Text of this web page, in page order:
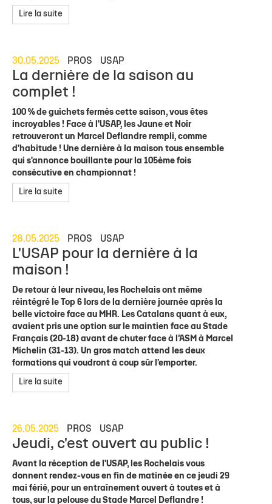
Lire la suite
30.05.2025 PROS USAP
La dernière de la saison au
complet !
100 % de guichets fermés cette saison, vous êtes
incroyables ! Face à l'USAP, les Jaune et Noir
retrouveront un Marcel Deflandre rempli, comme
d'habitude ! Une dernière à la maison tous ensemble
qui s'annonce bouillante pour la 105ème fois
consécutive en championnat !
Lire la suite
28.05.2025 PROS USAP
L'USAP pour la dernière à la
maison !
De retour à leur niveau, les Rochelais ont même
réintégré le Top 6 lors de la dernière journée après la
belle victoire face au MHR. Les Catalans quant à eux,
avaient pris une option sur le maintien face au Stade
Français (20-18) avant de chuter face à l’ASM à Marcel
Michelin (31-13). Un gros match attend les deux
formations qui voudront à coup sûr l’emporter.
Lire la suite
26.05.2025 PROS USAP
Jeudi, c'est ouvert au public !
Avant la réception de l'USAP, les Rochelais vous
donnent rendez-vous en fin de matinée en ce jeudi 29
mai férié, pour un entraînement ouvert à toutes et à
tous, sur la pelouse du Stade Marcel Deflandre !